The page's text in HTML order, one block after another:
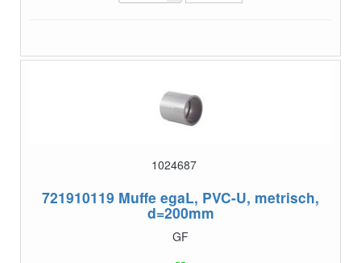
1024687
721910119 Muffe egaL, PVC-U, metrisch,
d=200mm
GF